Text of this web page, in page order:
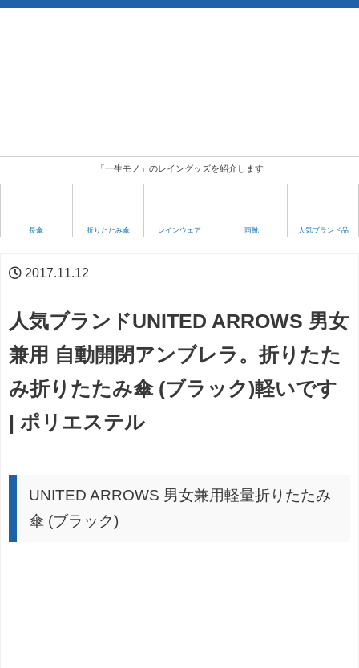
「一生モノ」のレイングッズを紹介します
長傘 折りたたみ傘 レインウェア 雨靴 人気ブランド品
2017.11.12
人気ブランドUNITED ARROWS 男女
兼用 自動開閉アンブレラ。折りたた
み折りたたみ傘 (ブラック)軽いです
| ポリエステル
UNITED ARROWS 男女兼用軽量折りたたみ
傘 (ブラック)